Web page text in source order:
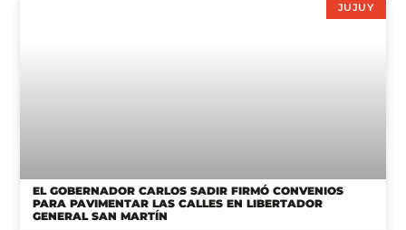
JUJUY
EL GOBERNADOR CARLOS SADIR FIRMÓ CONVENIOS
PARA PAVIMENTAR LAS CALLES EN LIBERTADOR
GENERAL SAN MARTÍN